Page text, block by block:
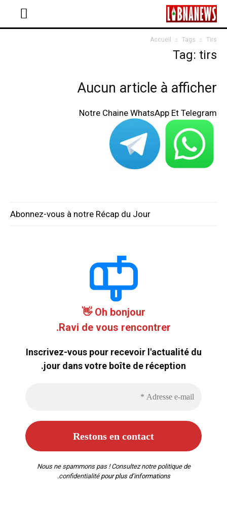
Accueil Tags Tirs
Tag: tirs
Aucun article à afficher
Notre Chaine WhatsApp Et Telegram
Abonnez-vous à notre Récap du Jour
Oh bonjour 👋
Ravi de vous rencontrer.
Inscrivez-vous pour recevoir l'actualité du
jour dans votre boîte de réception.
Nous ne spammons pas ! Consultez notre politique de
confidentialitépour plus d’informations.